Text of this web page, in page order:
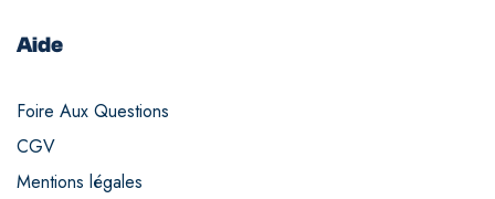
Aide
Foire Aux Questions
CGV
Mentions légales